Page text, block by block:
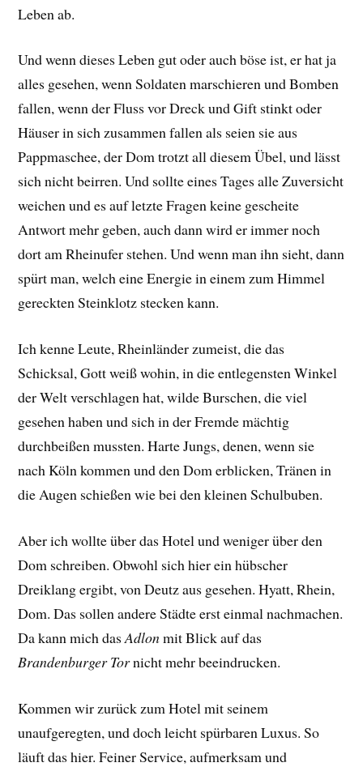
Leben ab.
Und wenn dieses Leben gut oder auch böse ist, er hat ja
alles gesehen, wenn Soldaten marschieren und Bomben
fallen, wenn der Fluss vor Dreck und Gift stinkt oder
Häuser in sich zusammen fallen als seien sie aus
Pappmaschee, der Dom trotzt all diesem Übel, und lässt
sich nicht beirren. Und sollte eines Tages alle Zuversicht
weichen und es auf letzte Fragen keine gescheite
Antwort mehr geben, auch dann wird er immer noch
dort am Rheinufer stehen. Und wenn man ihn sieht, dann
spürt man, welch eine Energie in einem zum Himmel
gereckten Steinklotz stecken kann.
Ich kenne Leute, Rheinländer zumeist, die das
Schicksal, Gott weiß wohin, in die entlegensten Winkel
der Welt verschlagen hat, wilde Burschen, die viel
gesehen haben und sich in der Fremde mächtig
durchbeißen mussten. Harte Jungs, denen, wenn sie
nach Köln kommen und den Dom erblicken, Tränen in
die Augen schießen wie bei den kleinen Schulbuben.
Aber ich wollte über das Hotel und weniger über den
Dom schreiben. Obwohl sich hier ein hübscher
Dreiklang ergibt, von Deutz aus gesehen. Hyatt, Rhein,
Dom. Das sollen andere Städte erst einmal nachmachen.
Da kann mich dasAdlonmit Blick auf das
Brandenburger Tornicht mehr beeindrucken.
Kommen wir zurück zum Hotel mit seinem
unaufgeregten, und doch leicht spürbaren Luxus. So
läuft das hier. Feiner Service, aufmerksam und